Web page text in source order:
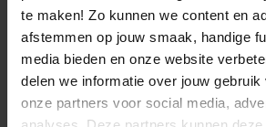
te maken! Zo kunnen we content en
afstemmen op jouw smaak, handige
media bieden en onze website
delen we informatie over jouw
onze partners voor social media,
r
o
n
k
e
l
g
e
p
r
i
j
werkdag